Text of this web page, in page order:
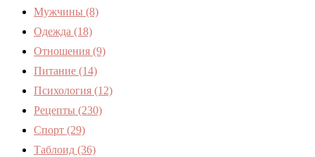
Мужчины (8)
Одежда (18)
Отношения (9)
Питание (14)
Психология (12)
Рецепты (230)
Спорт (29)
Таблоид (36)